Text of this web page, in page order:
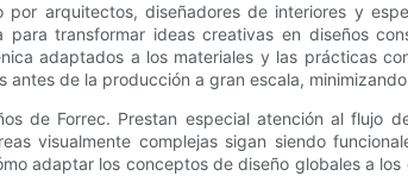
arquitectos, diseñadores de interiores y
transformar ideas creativas en diseños
adaptados a los materiales y las prácticas
de la producción a gran escala,
de Forrec. Prestan especial atención al flujo
visualmente complejas sigan siendo
adaptar los conceptos de diseño globales a